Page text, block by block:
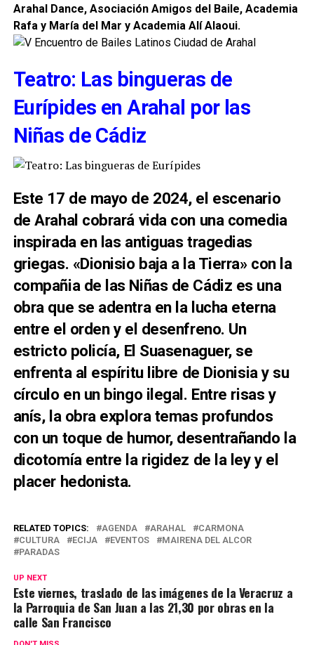
Arahal Dance, Asociación Amigos del Baile, Academia
Rafa y María del Mar y Academia Alí Alaoui.
Teatro: Las bingueras de
Eurípides en Arahal por las
Niñas de Cádiz
Este 17 de mayo de 2024, el escenario
de Arahal cobrará vida con una comedia
inspirada en las antiguas tragedias
griegas. «Dionisio baja a la Tierra» con la
compañia de las Niñas de Cádiz es una
obra que se adentra en la lucha eterna
entre el orden y el desenfreno. Un
estricto policía, El Suasenaguer, se
enfrenta al espíritu libre de Dionisia y su
círculo en un bingo ilegal. Entre risas y
anís, la obra explora temas profundos
con un toque de humor, desentrañando la
dicotomía entre la rigidez de la ley y el
placer hedonista.
RELATED TOPICS: AGENDA ARAHAL
CARMONA
CULTURA
ECIJA EVENTOS
MAIRENA DEL ALCOR
PARADAS
UP NEXT
Este viernes, traslado de las imágenes de la Veracruz a
la Parroquia de San Juan a las 21,30 por obras en la
calle San Francisco